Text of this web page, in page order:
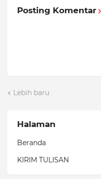
Posting Komentar
Lebih baru
Halaman
Beranda
KIRIM TULISAN